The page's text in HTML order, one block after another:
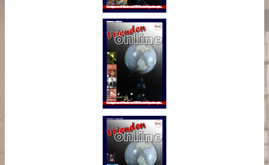
Vrienden
online nr. 6 -
september
2021